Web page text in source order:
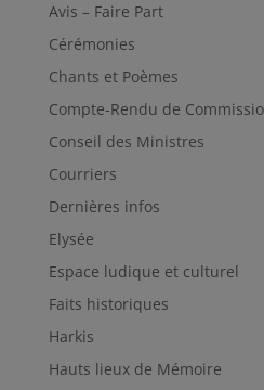
Avis – Faire Part
Cérémonies
Chants et Poèmes
Compte-Rendu de
Conseil des Ministres
Courriers
Dernières infos
Elysée
Espace ludique et culturel
Faits historiques
Harkis
Hauts lieux de Mémoire